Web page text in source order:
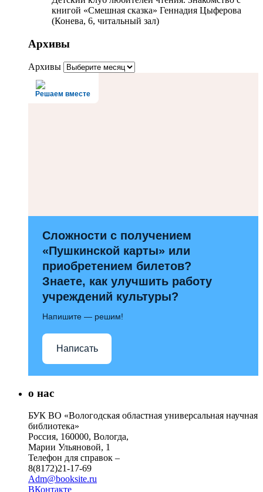
книгой «Смешная сказка» Геннадия Цыферова
(Конева, 6, читальный зал)
Архивы
Архивы
Решаем вместе
Сложности с получением
«Пушкинской карты» или
приобретением билетов?
Знаете, как улучшить работу
учреждений культуры?
Напишите — решим!
Написать
о нас
БУК ВО «Вологодская областная универсальная научная
библиотека»
Россия, 160000, Вологда,
Марии Ульяновой, 1
Телефон для справок –
8(8172)21-17-69
Adm@booksite.ru
ВКонтакте